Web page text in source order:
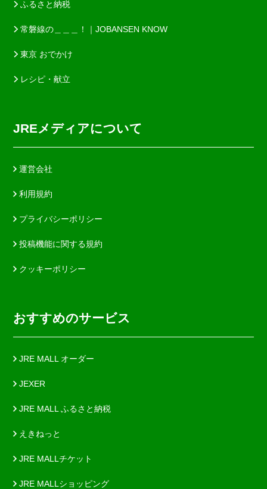
ふるさと納税
常磐線の＿＿＿！｜JOBANSEN KNOW
東京 おでかけ
レシピ・献立
JREメディアについて
運営会社
利用規約
プライバシーポリシー
投稿機能に関する規約
クッキーポリシー
おすすめのサービス
JRE MALL オーダー
JEXER
JRE MALL ふるさと納税
えきねっと
JRE MALLチケット
JRE MALLショッピング